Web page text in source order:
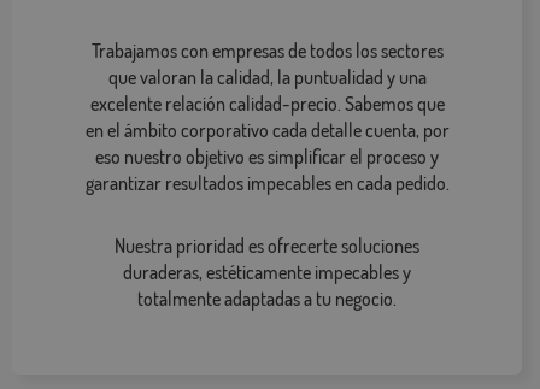
Trabajamos con empresas de todos los sectores
que valoran la calidad, la puntualidad y una
excelente relación calidad-precio. Sabemos que
en el ámbito corporativo cada detalle cuenta, por
eso nuestro objetivo es simplificar el proceso y
garantizar resultados impecables en cada pedido.
Nuestra prioridad es ofrecerte soluciones
duraderas, estéticamente impecables y
totalmente adaptadas a tu negocio.